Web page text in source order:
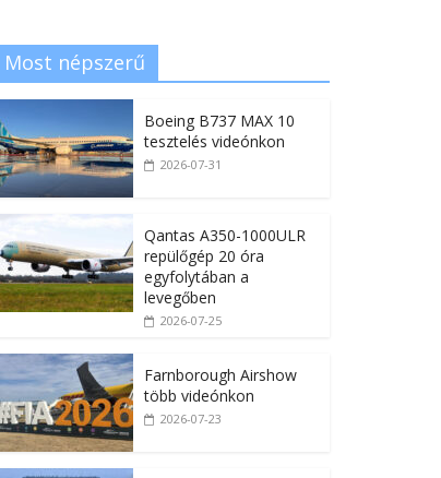
Most népszerű
Boeing B737 MAX 10
tesztelés videónkon
2026-07-31
Qantas A350-1000ULR
repülőgép 20 óra
egyfolytában a
levegőben
2026-07-25
Farnborough Airshow
több videónkon
2026-07-23